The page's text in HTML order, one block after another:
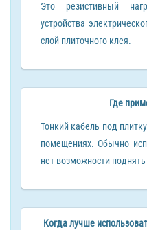
Это резистивный
устройства
слой плиточного клея.
Где
Тонкий кабель под
помещениях. Обычно
нет возможности
Когда лучше